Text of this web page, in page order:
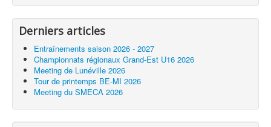
Derniers articles
Entraînements saison 2026 - 2027
Championnats régionaux Grand-Est U16 2026
Meeting de Lunéville 2026
Tour de printemps BE-MI 2026
Meeting du SMECA 2026